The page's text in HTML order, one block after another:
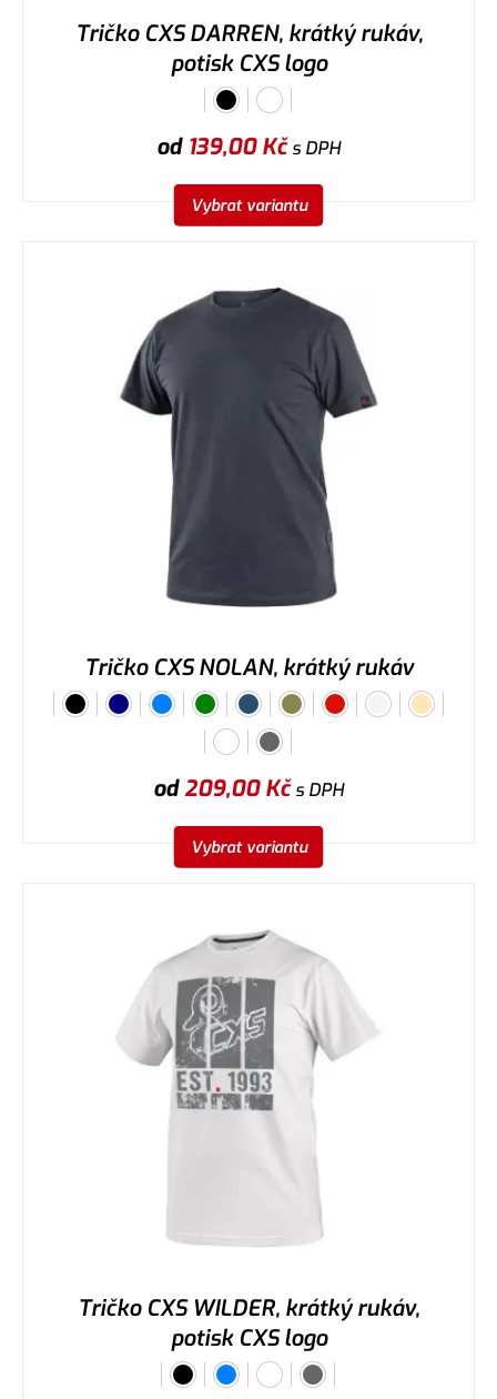
Tričko CXS DARREN, krátký rukáv,
potisk CXS logo
od 139,00Kčs DPH
Vybrat variantu
Tričko CXS NOLAN, krátký rukáv
od209,00Kčs DPH
Vybrat variantu
Tričko CXS WILDER, krátký rukáv,
potisk CXS logo